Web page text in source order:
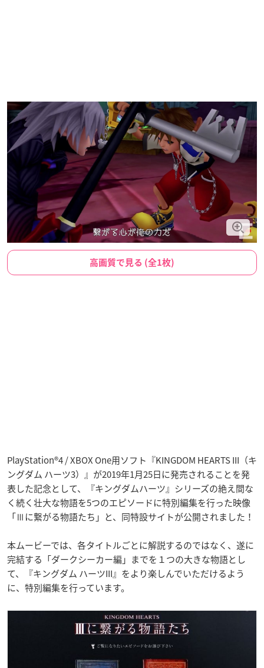
高画質で見る (全1枚)
PlayStation®4 / XBOX One用ソフト『KINGDOM HEARTS III（キ
ングダム ハーツ3）』が2019年1月25日に発売されることを発
表した記念として、『キングダムハーツ』シリーズの絶え間な
く続く壮大な物語を5つのエピソードに特別編集を行った映像
「Ⅲに繋がる物語たち」と、同特設サイトが公開されました！
本ムービーでは、各タイトルごとに解説するのではなく、遂に
完結する「ダークシーカー編」までを１つの大きな物語とし
て、『キングダム ハーツIII』をより楽しんでいただけるよう
に、特別編集を行っています。